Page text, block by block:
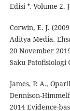
Edisi *. Volume 2.
Corwin, E. J.
Aditya Media.
20 November
Saku
James, P. A.,
Dennison-
2014 Evidence-